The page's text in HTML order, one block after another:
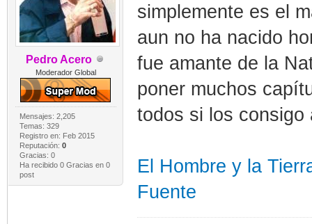
Pedro Acero
Moderador Global
Mensajes: 2,205
Temas: 329
Registro en: Feb 2015
Reputación: 0
Gracias: 0
Ha recibido 0 Gracias en 0
post
simplemente es el
aun no ha nacido
fue amante de la
poner muchos
todos si los consigo
El Hombre y la
Fuente